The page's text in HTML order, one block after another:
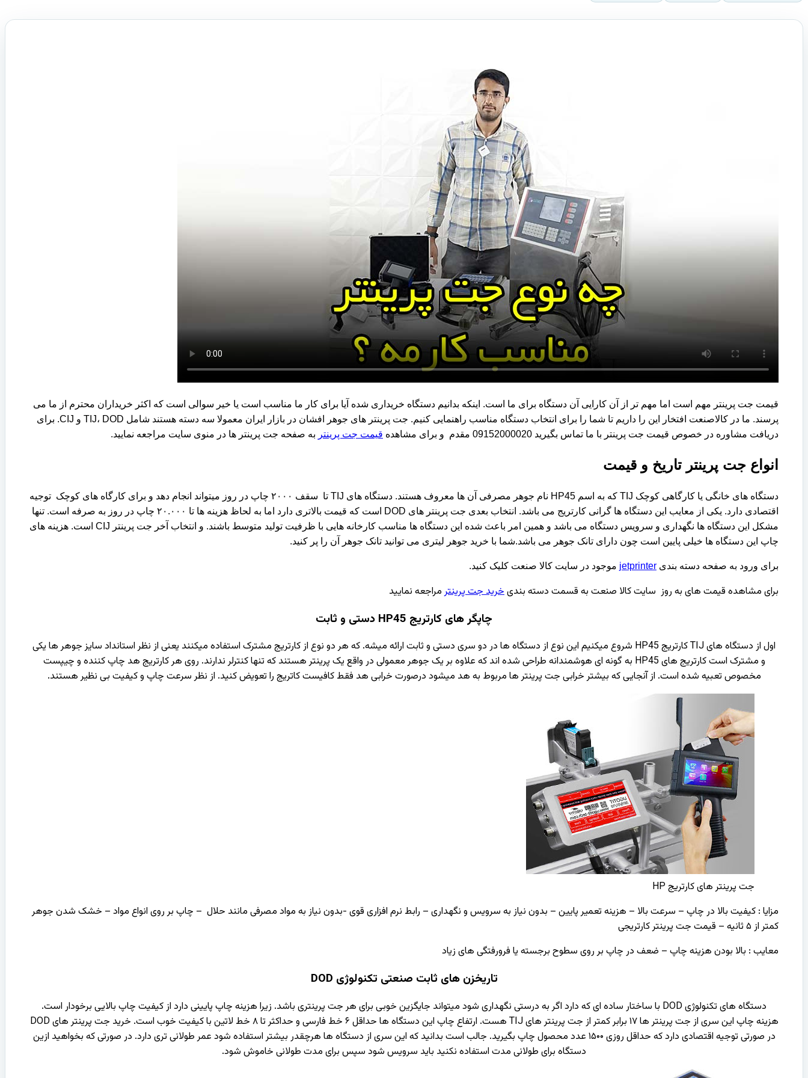
قیمت جت پرینتر مهم است اما مهم تر از آن کارایی آن دستگاه برای ما است. اینکه بدانیم دستگاه خریداری شده آیا برای کار ما مناسب است یا خیر سوالی است که اکثر خریداران محترم از ما می
پرسند. ما در کالاصنعت افتخار این را داریم تا شما را برای انتخاب دستگاه مناسب راهنمایی کنیم. جت پرینتر های جوهر افشان در بازار ایران معمولا سه دسته هستند شامل TIJ، DOD و CIJ. برای
دریافت مشاوره در خصوص قیمت جت پرینتر با ما تماس بگیرید 09152000020 مقدم و برای مشاهده
قیمت جت پرینتر به صفحه جت پرینتر ها در منوی سایت مراجعه نمایید.
انواع جت پرینتر تاریخ و قیمت
دستگاه های خانگی یا کارگاهی کوچک TIJ که به اسم HP45 نام جوهر مصرفی آن ها معروف هستند. دستگاه های TIJ
تا سقف ۲۰۰۰ چاپ در روز میتواند انجام دهد و برای کارگاه های کوچک توجیه
اقتصادی دارد. یکی از معایب این دستگاه ها گرانی کارتریج می باشد. انتخاب بعدی جت پرینتر های DOD است که قیمت بالاتری دارد اما به لحاظ هزینه ها تا ۲۰.۰۰۰ چاپ در روز به صرفه است. تنها
مشکل این دستگاه ها نگهداری و سرویس دستگاه می باشد و همین امر باعث شده این دستگاه ها مناسب کارخانه هایی با ظرفیت تولید متوسط باشند. و انتخاب آخر جت پرینتر CIJ است. هزینه های
چاپ این دستگاه ها خیلی پایین است چون دارای تانک جوهر می باشد.شما با خرید جوهر لیتری می توانید تانک جوهر آن را پر کنید.
برای ورود به صفحه دسته بندی jetprinter موجود در سایت کالا صنعت کلیک کنید.
برای مشاهده قیمت های به روز سایت کالا صنعت به قسمت دسته بندیخرید جت پرینتر مراجعه نمایید
چاپگر های کارتریج HP45 دستی و ثابت
اول از دستگاه های TIJ کارتریج HP45 شروع میکنیم این نوع از دستگاه ها در دو سری دستی و ثابت ارائه میشه. که هر دو نوع از کارتریج مشترک استفاده میکنند یعنی از نظر استانداد سایز جوهر ها یکی
و مشترک است کارتریج های HP45 به گونه ای هوشمندانه طراحی شده اند که علاوه بر یک جوهر معمولی در واقع یک پرینتر هستند که تنها کنترلر ندارند. روی هر کارتریج هد چاپ کننده و چیپست
مخصوص تعبیه شده است. از آنجایی که بیشتر خرابی جت پرینتر ها مربوط به هد میشود درصورت خرابی هد فقط کافیست کاتریج را تعویض کنید. از نظر سرعت چاپ و کیفیت بی نظیر هستند.
جت پرینتر های کارتریج HP
مزایا : کیفیت بالا در چاپ – سرعت بالا – هزینه تعمیر پایین – بدون نیاز به سرویس و نگهداری – رابط نرم افزاری قوی -بدون نیاز به مواد مصرفی مانند حلال – چاپ بر روی انواع مواد – خشک شدن جوهر
کمتر از ۵ ثانیه – قیمت جت پرینتر کارتریجی
معایب : بالا بودن هزینه چاپ – ضعف در چاپ بر روی سطوح برجسته یا فرورفتگی های زیاد
تاریخزن های ثابت صنعتی تکنولوژی DOD
دستگاه های تکنولوژی DOD با ساختار ساده ای که دارد اگر به درستی نگهداری شود میتواند جایگزین خوبی برای هر جت پرینتری باشد. زیرا هزینه چاپ پایینی دارد از کیفیت چاپ بالایی برخودار است.
هزینه چاپ این سری از جت پرینتر ها ۱۷ برابر کمتر از جت پرینتر های TIJ هست. ارتفاع چاپ این دستگاه ها حداقل ۶ خط فارسی و حداکثر تا ۸ خط لاتین با کیفیت خوب است. خرید جت پرینتر های DOD
در صورتی توجیه اقتصادی دارد که حداقل روزی ۱۵۰۰ عدد محصول چاپ بگیرید. جالب است بدانید که این سری از دستگاه ها هرچقدر بیشتر استفاده شود عمر طولانی تری دارد. در صورتی که بخواهید ازین
دستگاه برای طولانی مدت استفاده نکنید باید سرویس شود سپس برای مدت طولانی خاموش شود.